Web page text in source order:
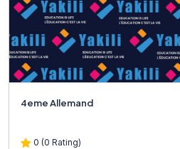
4eme Allemand
0 (0 Rating)